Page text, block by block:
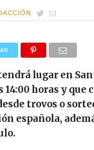
lugar en San
horas y que
trovos o
española,